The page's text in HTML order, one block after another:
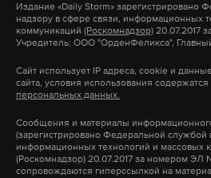
#водительские права #дороги
против Москвы.
глав Пентагона Ллойда
пояснив, что министры
Он пояснил, что Украина
может подумать о
Издание «Daily Storm» зарегистрировано
надзору в сфере связи, информационных
коммуникаций (Роскомнадзор) 20.07.2017
Учредитель: ООО "ОрденФеликса",
Сайт использует IP адреса, cookie и
сайта, условия использования содержатся
персональных данных.
Сообщения и материалы
(зарегистрировано Федеральной службой
информационных технологий и массовых
(Роскомнадзор) 20.07.2017 за номером
сопровождаются гиперссылкой на